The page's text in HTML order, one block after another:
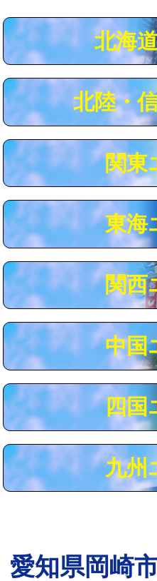
用（追加）/3ｍ超え)
給水管工事※（ライニング鋼
給水管工事※（ライニング鋼
管・ポリ管・HT管使用/3ｍ超
マス交換（土の掘削・埋め戻
マス交換（深さ50㎝未満）
マス交換（深さ50㎝以上）
コンクリート斫り（厚さ10㎝
コンクリート斫り（厚さ10㎝
モルタル補修（厚さ10㎝まで）
追加人工
※給水管工事は20mmまでの
北海
北陸・
関東
東海
関西
中国
四国
九州
愛知県岡崎